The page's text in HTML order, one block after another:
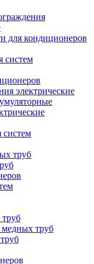
для кондиционеров
систем
электрические
систем
труб
медных труб